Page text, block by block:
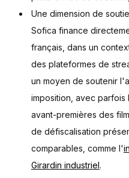
Une dimension de
Sofica finance
français, dans un
des plateformes de
un moyen de soutenir
imposition, avec parfois
avant-premières des
de défiscalisation
comparables, comme l'
Girardin industriel.